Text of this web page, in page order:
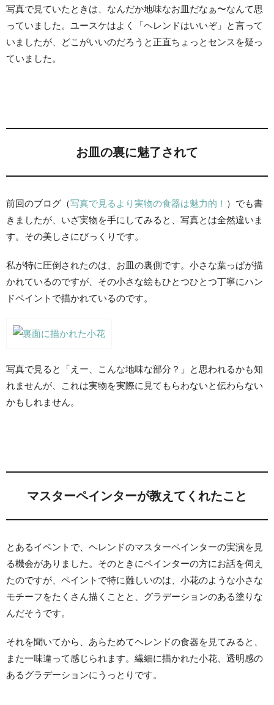
写真で見ていたときは、なんだか地味なお皿だなぁ〜なんて思
っていました。ユースケはよく「ヘレンドはいいぞ」と言って
いましたが、どこがいいのだろうと正直ちょっとセンスを疑っ
ていました。
お皿の裏に魅了されて
前回のブログ（写真で見るより実物の食器は魅力的！ ）でも書
きましたが、いざ実物を手にしてみると、写真とは全然違いま
す。その美しさにびっくりです。
私が特に圧倒されたのは、お皿の裏側です。小さな葉っぱが描
かれているのですが、その小さな絵もひとつひとつ丁寧にハン
ドペイントで描かれているのです。
写真で見ると「えー、こんな地味な部分？」と思われるかも知
れませんが、これは実物を実際に見てもらわないと伝わらない
かもしれません。
マスターペインターが教えてくれたこと
とあるイベントで、ヘレンドのマスターペインターの実演を見
る機会がありました。そのときにペインターの方にお話を伺え
たのですが、ペイントで特に難しいのは、小花のような小さな
モチーフをたくさん描くことと、グラデーションのある塗りな
んだそうです。
それを聞いてから、あらためてヘレンドの食器を見てみると、
また一味違って感じられます。繊細に描かれた小花、透明感の
あるグラデーションにうっとりです。